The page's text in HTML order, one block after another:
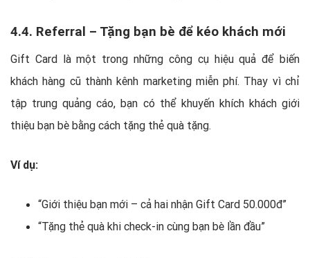
4.4. Referral – Tặng bạn bè để kéo khách mới
Gift Card là một trong những công cụ hiệu quả để biến
khách hàng cũ thành kênh marketing miễn phí. Thay vì chỉ
tập trung quảng cáo, bạn có thể khuyến khích khách giới
thiệu bạn bè bằng cách tặng thẻ quà tặng.
Ví dụ:
“Giới thiệu bạn mới – cả hai nhận Gift Card 50.000đ”
“Tặng thẻ quà khi check-in cùng bạn bè lần đầu”